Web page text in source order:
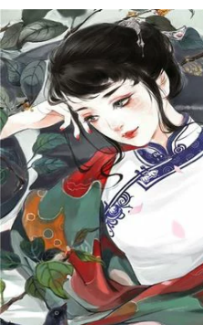
天天免運 美食蛋糕
居家生活 3C家電
女裝
日本購物 電子/紙本書
HOT